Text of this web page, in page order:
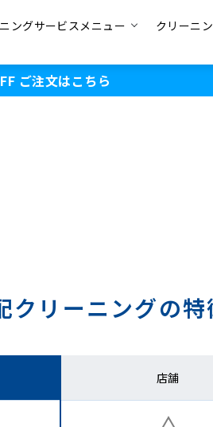
ングサービスメニュー クリーニ
ご注文はこちら
クリーニングの特
店舗